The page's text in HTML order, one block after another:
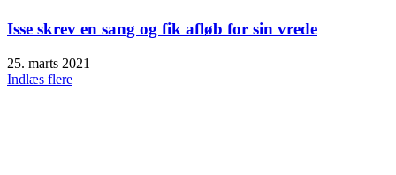
Isse skrev en sang og fik afløb for sin vrede
25. marts 2021
Indlæs flere